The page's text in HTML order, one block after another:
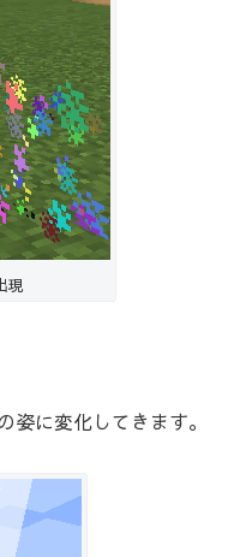
現
姿に変化してきます。